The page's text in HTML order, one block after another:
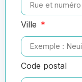
Ville
Code postal